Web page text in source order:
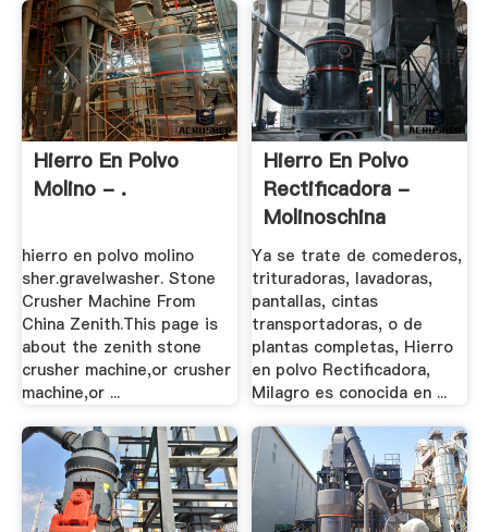
Hierro En Polvo
Molino - .
hierro en polvo molino
sher.gravelwasher. Stone
Crusher Machine From
China Zenith.This page is
about the zenith stone
crusher machine,or crusher
machine,or ...
Hierro En Polvo
Rectificadora -
Molinoschina
Ya se trate de comederos,
trituradoras, lavadoras,
pantallas, cintas
transportadoras, o de
plantas completas, Hierro
en polvo Rectificadora,
Milagro es conocida en ...